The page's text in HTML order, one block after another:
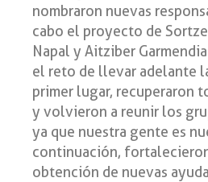
nombraron nuevas
cabo el proyecto de
Napal y Aitziber
el reto de llevar adelante
primer lugar, recuperaron
y volvieron a reunir los
ya que nuestra gente es
continuación,
obtención de nuevas